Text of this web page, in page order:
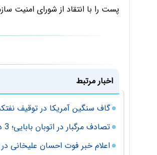
پست را با انتقاد از شورای امنیت
اخبار مرتبط
گاف سنگین آمریکا در توقیف
تصادف مرگبار در اتوبان بابایی؛ 3 دختر و پسر جوان در دم جان باختند / تصاویر
اعلام خبر فوت احسان علیخانی در